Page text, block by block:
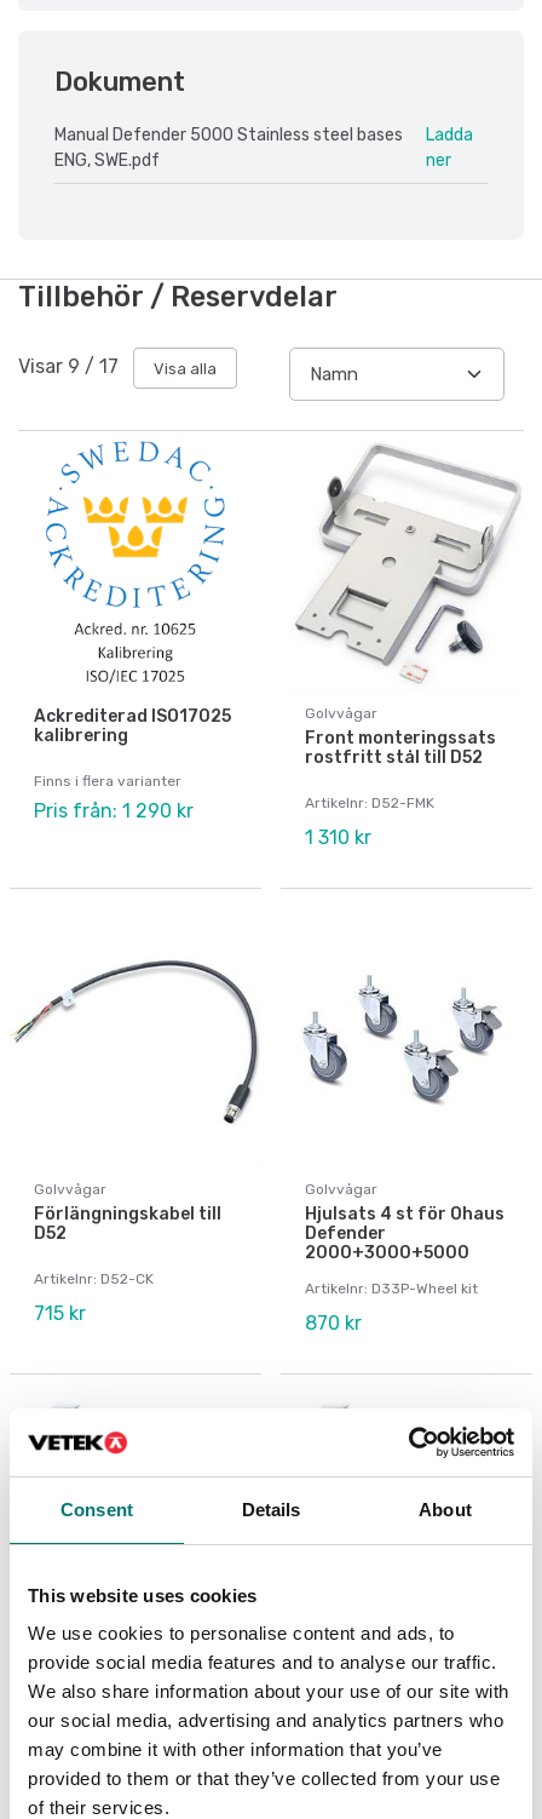
Consent Details About
This website uses cookies
We use cookies to personalise content and ads, to
provide social media features and to analyse our traffic.
We also share information about your use of our site with
our social media, advertising and analytics partners who
may combine it with other information that you’ve
provided to them or that they’ve collected from your use
of their services.
Dokument
Manual Defender 5000 Stainless steel bases
ENG, SWE.pdf
Ladda
ner
Tillbehör / Reservdelar
Visar 9 / 17 Visa alla
Ackrediterad ISO17025
kalibrering
Finns i flera varianter
Pris från: 1 290 kr
Golvvågar
Front monteringssats
rostfritt stål till D52
Artikelnr: D52-FMK
1 310 kr
Golvvågar
Förlängningskabel till
D52
Artikelnr: D52-CK
715 kr
Golvvågar
Hjulsats 4 st för Ohaus
Defender
2000+3000+5000
Artikelnr: D33P-Wheel kit
870 kr
Golvvågar
Kolumn till CS och D52
Finns i flera varianter
Golvvågar
Kolumn till SST och D52
Finns i flera varianter
Pris från: 1 530 kr